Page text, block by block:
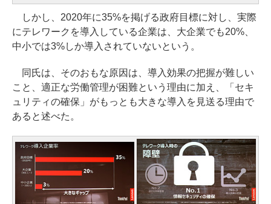
しかし、2020年に35%を掲げる政府目標に対し、実際
にテレワークを導入している企業は、大企業でも20%、
中小では3%しか導入されていないという。
同氏は、そのおもな原因は、導入効果の把握が難しい
こと、適正な労働管理が困難という理由に加え、「セキ
ュリティの確保」がもっとも大きな導入を見送る理由で
あると述べた。